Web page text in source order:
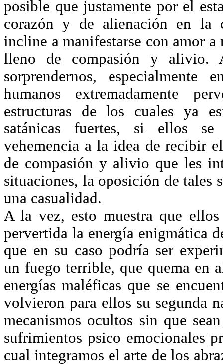
posible que justamente por el
corazón y de alienación en la
incline a manifestarse con amor a
lleno de compasión y
sorprendernos,
humanos extremadamente
estructuras de los cuales ya
satánicas fuertes, si ellos
vehemencia a la idea de recibir
de compasión y alivio que les
situaciones, la oposición de tales
una casualidad.
A la vez, esto muestra que
pervertida la energía enigmática
que en su caso podría ser
un fuego terrible, que quema en
energías maléficas que se
volvieron para ellos su segunda
mecanismos ocultos sin que
sufrimientos psico emocionales
cual integramos el arte de los